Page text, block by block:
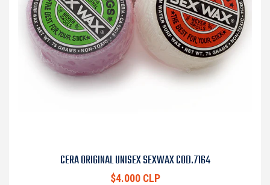
CERA ORIGINAL UNISEX SEXWAX COD.7164
$4.000 CLP